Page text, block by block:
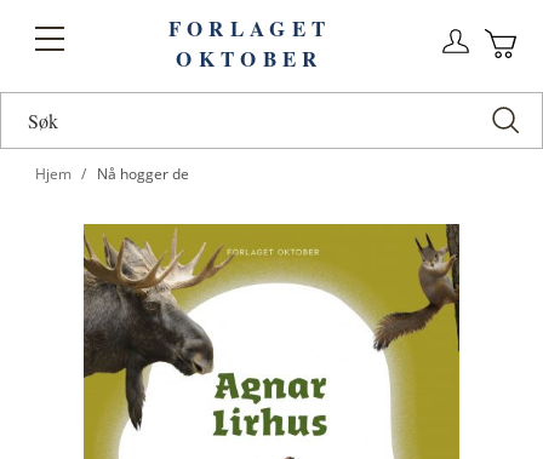
Toggle
FORLAGET
OKTOBER
Hjem Nå hogger de